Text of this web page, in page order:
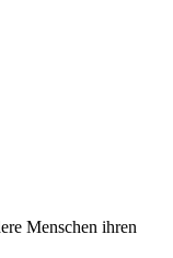
Menschen ihren